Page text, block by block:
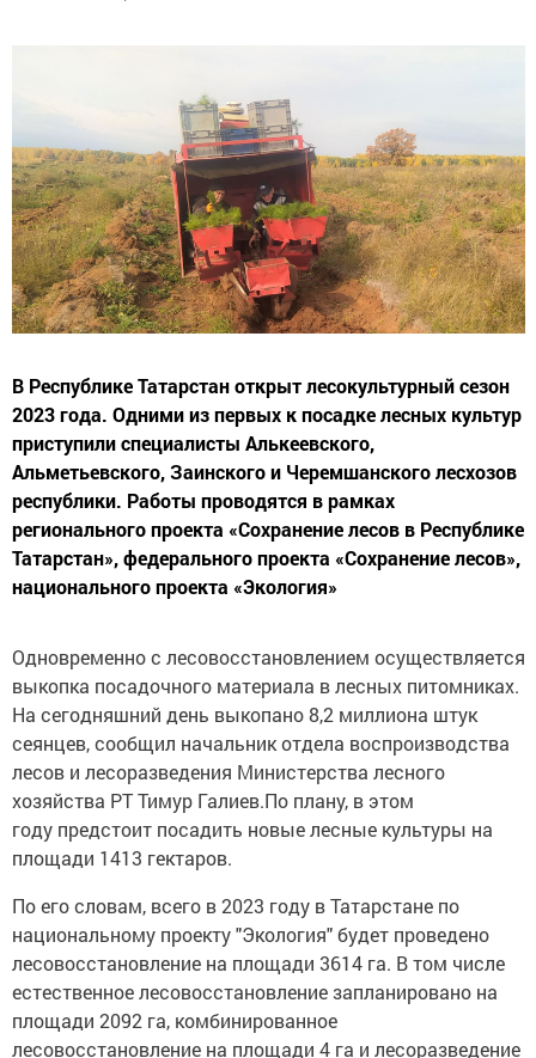
В Республике Татарстан открыт лесокультурный сезон
2023 года. Одними из первых к посадке лесных культур
приступили специалисты Алькеевского,
Альметьевского, Заинского и Черемшанского лесхозов
республики. Работы проводятся в рамках
регионального проекта «Сохранение лесов в Республике
Татарстан», федерального проекта «Сохранение лесов»,
национального проекта «Экология»
Одновременно с лесовосстановлением осуществляется
выкопка посадочного материала в лесных питомниках.
На сегодняшний день выкопано 8,2 миллиона штук
сеянцев, сообщил начальник отдела воспроизводства
лесов и лесоразведения Министерства лесного
хозяйства РТ Тимур Галиев.По плану, в этом
году предстоит посадить новые лесные культуры на
площади 1413 гектаров.
По его словам, всего в 2023 году в Татарстане по
национальному проекту "Экология" будет проведено
лесовосстановление на площади 3614 га. В том числе
естественное лесовосстановление запланировано на
площади 2092 га, комбинированное
лесовосстановление на площади 4 га и лесоразведение